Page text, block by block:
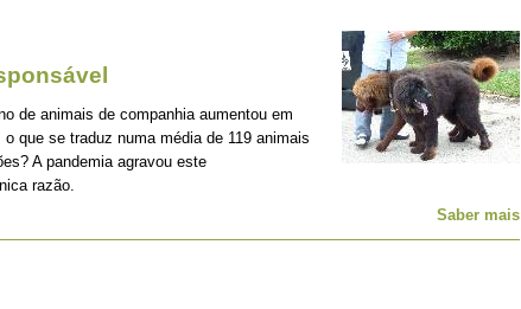
de animais de companhia aumentou em
que se traduz numa média de 119 animais
A pandemia agravou este
razão.
Saber mais